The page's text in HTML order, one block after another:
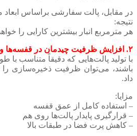
در مقابل، پالت سفارشی براساس
نتیجه:
هر مترمربع انبار بیشترین کارایی را
۲. افزایش ظرفیت چیدمان در قفسه‌ها و کف انبار
با تولید پالت‌هایی که دقیقاً متناسب
داد.
مزایا:
– استفاده کامل از عمق قفسه
– قرارگیری پایدار پالت‌ها روی هم
– کاهش پرت فضا در طبقات بالا